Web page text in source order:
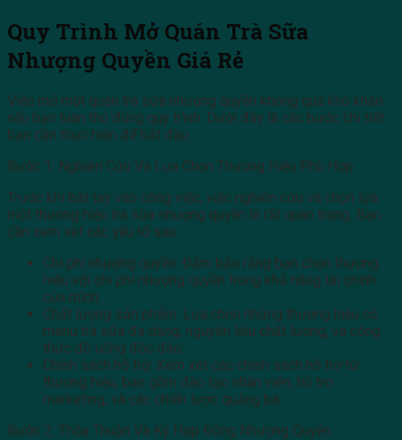
Quy Trình Mở Quán Trà Sữa
Nhượng Quyền Giá Rẻ
Việc mở một quán trà sữa nhượng quyền không quá khó khăn
nếu bạn tuân thủ đúng quy trình. Dưới đây là các bước chi tiết
bạn cần thực hiện để bắt đầu.
Bước 1: Nghiên Cứu Và Lựa Chọn Thương Hiệu Phù Hợp
Trước khi bắt tay vào công việc, việc nghiên cứu và chọn lựa
một thương hiệu trà sữa nhượng quyền là rất quan trọng. Bạn
cần xem xét các yếu tố sau:
Chi phí nhượng quyền: Đảm bảo rằng bạn chọn thương
hiệu với chi phí nhượng quyền trong khả năng tài chính
của mình.
Chất lượng sản phẩm: Lựa chọn những thương hiệu có
menu trà sữa đa dạng, nguyên liệu chất lượng, và công
thức đồ uống độc đáo.
Chính sách hỗ trợ: Xem xét các chính sách hỗ trợ từ
thương hiệu, bao gồm đào tạo nhân viên, hỗ trợ
marketing, và các chiến lược quảng bá.
Bước 2: Thỏa Thuận Và Ký Hợp Đồng Nhượng Quyền